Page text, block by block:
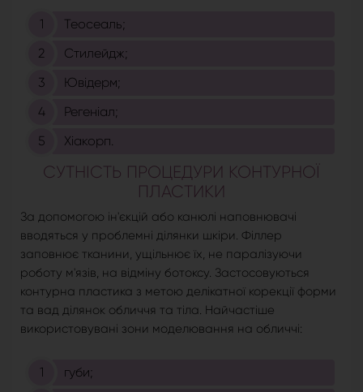
Теосеаль;
Стилейдж;
Ювідерм;
Регеніал;
Хіакорп.
СУТНІСТЬ ПРОЦЕДУРИ КОНТУРНОЇ
ПЛАСТИКИ
За допомогою ін'єкцій або канюлі наповнювачі
вводяться у проблемні ділянки шкіри. Філлер
заповнює тканини, ущільнює їх, не паралізуючи
роботу м'язів, на відміну ботоксу. Застосовуються
контурна пластика з метою делікатної корекції форми
та вад ділянок обличчя та тіла. Найчастіше
використовувані зони моделювання на обличчі:
губи;